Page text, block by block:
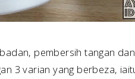
pembersih tangan
3 varian yang berbeza,